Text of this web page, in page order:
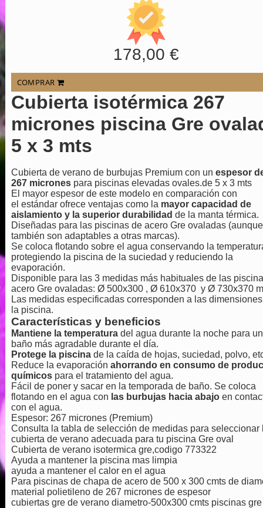
178,00 €
COMPRAR
Cubierta isotérmica 267
micrones piscina Gre
5 x 3 mts
Cubierta de verano de burbujas Premium con un espesor
267 micronespara piscinas elevadas ovales.de 5 x 3 mts
El mayor espesor de este modelo en comparación con
el estándar ofrece ventajas como la mayor capacidad de
aislamiento y la superior durabilidad de la manta térmica.
Diseñadas para las piscinas de acero Gre ovaladas (aunque
también son adaptables a otras marcas).
Se coloca flotando sobre el agua conservando la
protegiendo la piscina de la suciedad y reduciendo la
evaporación.
Disponible para las 3 medidas más habituales de las
acero Gre ovaladas: Ø 500x300 , Ø 610x370 y Ø 730x370
Las medidas especificadas corresponden a las
la piscina.
Características y beneficios
Mantiene la temperaturadel agua durante la noche para un
baño más agradable durante el día.
Protege la piscinade la caída de hojas, suciedad, polvo,
Reduce la evaporación ahorrando en consumo de
químicospara el tratamiento del agua.
Fácil de poner y sacar en la temporada de baño. Se coloca
flotando en el agua con las burbujas hacia abajoen
con el agua.
Espesor: 267 micrones (Premium)
Consulta la tabla de selección de medidas para seleccionar
cubierta de verano adecuada para tu piscina Gre oval
Cubierta de verano isotermica gre,codigo 773322
Ayuda a mantener la piscina mas limpia
ayuda a mantener el calor en el agua
Para piscinas de chapa de acero de 500 x 300 cmts de
material polietileno de 267 micrones de espesor
cubiertas gre de verano diametro-500x300 cmts piscinas gre